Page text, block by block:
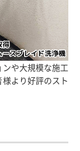
や大規模な施工
より好評のスト